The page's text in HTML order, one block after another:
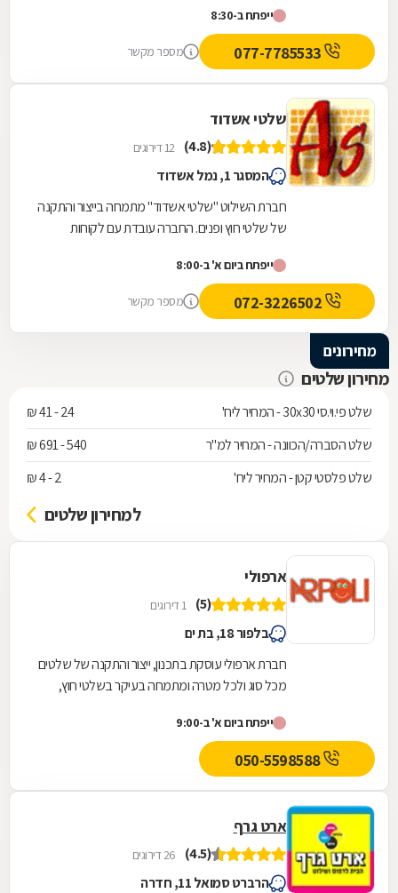
ייפתח ב-8:30
מספר מקשר
שלטי אשדוד
(4.8) 12 דירוגים
המסגר 1, נמל אשדוד
חברת השילוט "שלטי אשדוד" מתמחה בייצור והתקנה
של שלטי חוץ ופנים. החברה עובדת עם לקוחות
סדר...ייפתח ביום א' ב-8:00
מספר מקשר
מחירונים
מחירון שלטים
שלט פי.וי.סי 30x30 - המחיר ליח'
24 - 41 ₪
שלט הסברה/הכוונה - המחיר למ"ר
540 - 691 ₪
שלט פלסטי קטן - המחיר ליח'
2 - 4 ₪
למחירון שלטים
ארפולי
(5) 1 דירוגים
בלפור 18, בת ים
חברת ארפולי עוסקת בתכנון, ייצור והתקנה של שלטים
מכל סוג ולכל מטרה ומתמחה בעיקר בשלטי חוץ,
ייפתח ביום א' ב-9:00
050-5598588
ארט גרף
(4.5) 26 דירוגים
הרברט סמואל 11, חדרה